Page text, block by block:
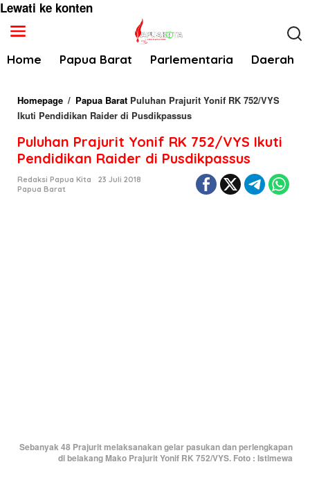
Lewati ke konten
Home Papua Barat Parlementaria Daerah
Homepage / Papua Barat Puluhan Prajurit Yonif RK 752/VYS
Ikuti Pendidikan Raider di Pusdikpassus
Puluhan Prajurit Yonif RK 752/VYS Ikuti
Pendidikan Raider di Pusdikpassus
Redaksi Papua Kita
23 Juli 2018
Papua Barat
Sebanyak 48 Prajurit melaksanakan gelar pasukan dan perlengkapan
di belakang Mako Prajurit Yonif RK 752/VYS. Foto : Istimewa